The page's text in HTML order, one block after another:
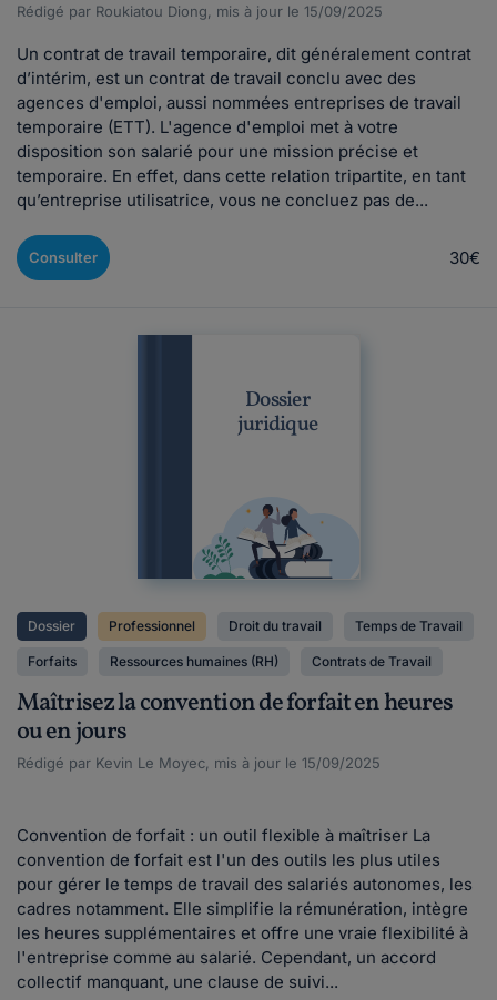
Rédigé par Roukiatou Diong, mis à jour le 15/09/2025
Un contrat de travail temporaire, dit généralement contrat
d’intérim, est un contrat de travail conclu avec des
agences d'emploi, aussi nommées entreprises de travail
temporaire (ETT). L'agence d'emploi met à votre
disposition son salarié pour une mission précise et
temporaire. En effet, dans cette relation tripartite, en tant
qu’entreprise utilisatrice, vous ne concluez pas de...
Consulter 30€
Dossier
juridique
Dossier Professionnel Droit du travail Temps de Travail
Forfaits Ressources humaines (RH) Contrats de Travail
Maîtrisez la convention de forfait en heures
ou en jours
Rédigé par Kevin Le Moyec, mis à jour le 15/09/2025
Convention de forfait : un outil flexible à maîtriser La
convention de forfait est l'un des outils les plus utiles
pour gérer le temps de travail des salariés autonomes, les
cadres notamment. Elle simplifie la rémunération, intègre
les heures supplémentaires et offre une vraie flexibilité à
l'entreprise comme au salarié. Cependant, un accord
collectif manquant, une clause de suivi...